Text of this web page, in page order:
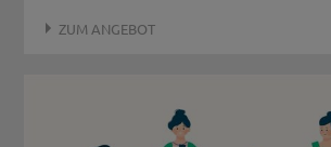
ZUM ANGEBOT